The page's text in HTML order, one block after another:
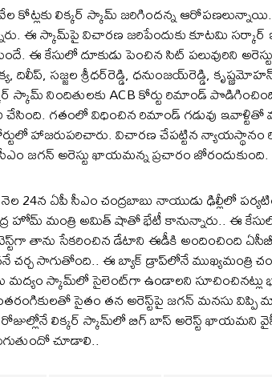
కోట్లకు లిక్కర్ స్కామ్‌ జరిగిందన్న
ఈ స్కామ్‌పై విచారణ జరిపేందుకు కూటమి సర్కార్‌
ఈ కేసులో దూకుడు పెంచిన సిట్‌ పలువురిని
సజ్జల శ్రీధర్‌రెడ్డి, ధనుంజయ్‌రెడ్డి,
స్కామ్‌ నిందితులకు ACB కోర్టు రిమాండ్
చేసింది. గతంలో విధించిన రిమాండ్‌ గడువు
హాజరుపరిచారు. విచారణ చేపట్టిన
జగన్‌ అరెస్టు ఖాయమన్న ప్రచారం జోరందుకుంది.
24న ఏపీ సీఎం చంద్రబాబు నాయుడు ఢిల్లీలో
హోమ్‌ మంత్రి అమిత్‌ షాతో భేటీ కానున్నారు.. ఈ
తాను సేకరించిన డేటాని ఈడీకి అందించింది
సాగుతోంది.. ఈ బ్యాక్‌ డ్రాప్‌లోనే ముఖ్యమంత్రి
స్కామ్‌లో సైలెంట్‌గా ఉండాలని సూచించినట్లు
సైతం తన అరెస్ట్‌పై జగన్‌ మనసు
లిక్కర్‌ స్కామ్‌లో బిగ్‌ బాస్‌ అరెస్ట్‌ ఖాయమని
చూడాలి..